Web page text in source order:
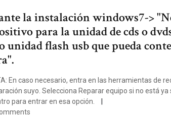
la instalación windows7->
para la unidad de cds o
unidad flash usb que pueda
En caso necesario, entra en las herramientas de
suyo. Selecciona Reparar equipo si no está
para entrar en esa opción.